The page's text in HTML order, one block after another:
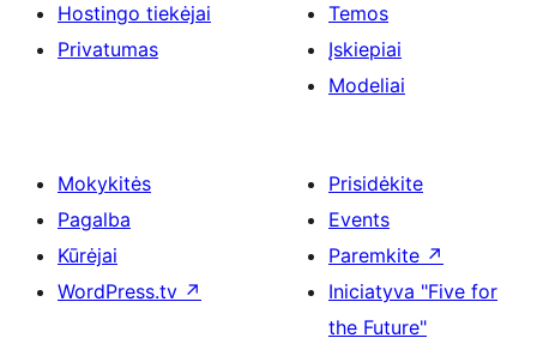
Hostingo tiekėjai
Privatumas
Temos
Įskiepiai
Modeliai
Mokykitės
Pagalba
Kūrėjai
WordPress.tv ↗
Prisidėkite
Events
Paremkite ↗
Iniciatyva "Five for
the Future"